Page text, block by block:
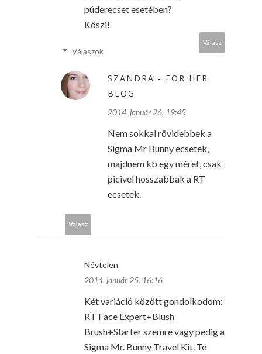
púderecset esetében?
Köszi!
Válasz
Válaszok
SZANDRA - FOR HER
BLOG
2014. január 26. 19:45
Nem sokkal rövidebbek a
Sigma Mr Bunny ecsetek,
majdnem kb egy méret, csak
picivel hosszabbak a RT
ecsetek.
Válasz
Névtelen
2014. január 25. 16:16
Két variáció között gondolkodom:
RT Face Expert+Blush
Brush+Starter szemre vagy pedig a
Sigma Mr. Bunny Travel Kit. Te